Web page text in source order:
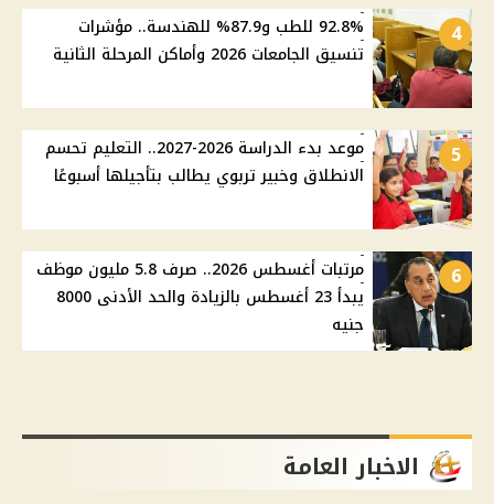
4
92.8% للطب و87.9% للهندسة.. مؤشرات
تنسيق الجامعات 2026 وأماكن المرحلة الثانية
5
موعد بدء الدراسة 2026-2027.. التعليم تحسم
الانطلاق وخبير تربوي يطالب بتأجيلها أسبوعًا
6
مرتبات أغسطس 2026.. صرف 5.8 مليون موظف
يبدأ 23 أغسطس بالزيادة والحد الأدنى 8000
جنيه
الاخبار العامة